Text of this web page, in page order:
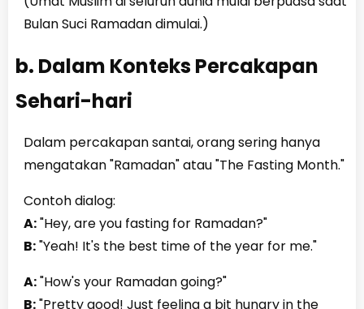
Bulan Suci Ramadan dimulai.)
b. Dalam Konteks Percakapan
Sehari-hari
Dalam percakapan santai, orang sering hanya
mengatakan "Ramadan" atau "The Fasting Month."
Contoh dialog:
A:"Hey, are you fasting for Ramadan?"
B:"Yeah! It's the best time of the year for me."
A:"How's your Ramadan going?"
B:"Pretty good! Just feeling a bit hungry in the